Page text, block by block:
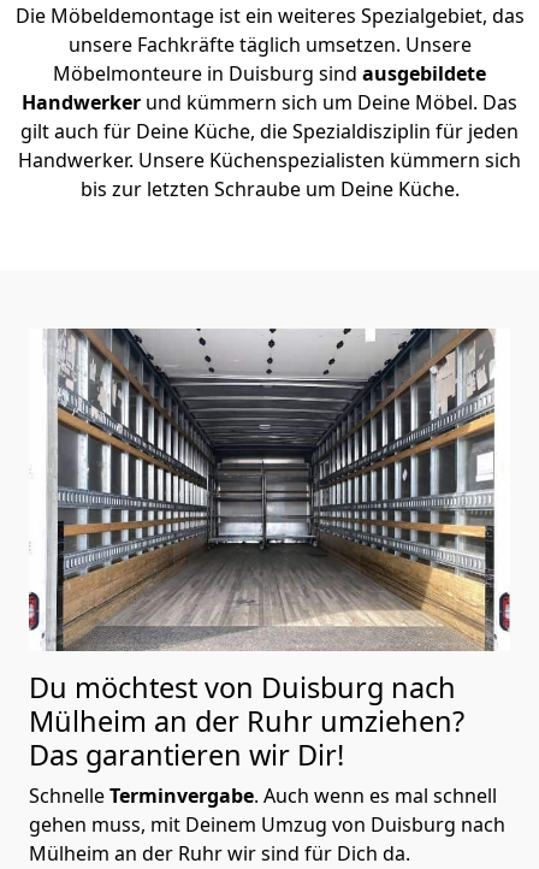
Die Möbeldemontage ist ein weiteres Spezialgebiet, das
unsere Fachkräfte täglich umsetzen. Unsere
Möbelmonteure in Duisburg sind ausgebildete
Handwerker und kümmern sich um Deine Möbel. Das
gilt auch für Deine Küche, die Spezialdisziplin für jeden
Handwerker. Unsere Küchenspezialisten kümmern sich
bis zur letzten Schraube um Deine Küche.
Du möchtest von Duisburg nach
Mülheim an der Ruhr umziehen?
Das garantieren wir Dir!
SchnelleTerminvergabe. Auch wenn es mal schnell
gehen muss, mit Deinem Umzug von Duisburg nach
Mülheim an der Ruhr wir sind für Dich da.